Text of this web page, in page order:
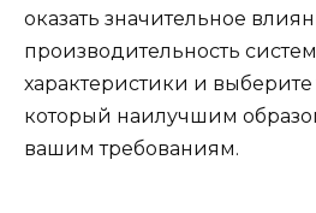
оказать значительное
производительность
характеристики и выберите
который наилучшим
вашим требованиям.